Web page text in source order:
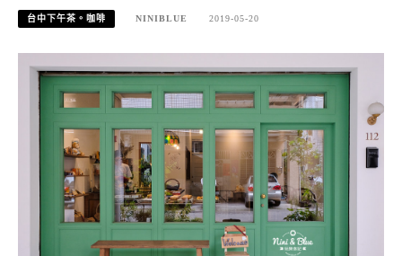
台中下午茶。咖啡 NINIBLUE 2019-05-20